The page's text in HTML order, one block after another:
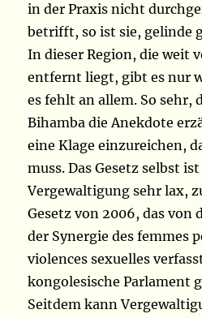
in der Praxis nicht
betrifft, so ist sie, gelinde
In dieser Region, die weit
entfernt liegt, gibt es nur
es fehlt an allem. So sehr,
Bihamba die Anekdote
eine Klage einzureichen,
muss. Das Gesetz selbst
Vergewaltigung sehr lax,
Gesetz von 2006, das
der Synergie des femmes
violences sexuelles
kongolesische Parlament
Seitdem kann